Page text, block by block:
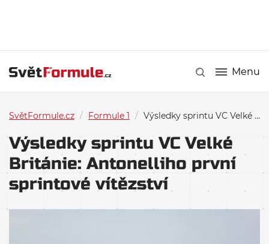
Menu
SvětFormule.cz / Formule 1 / Výsledky sprintu VC Velké Británie: Antonelliho první sprintové vítězství
Výsledky sprintu VC Velké
Británie: Antonelliho první
sprintové vítězství